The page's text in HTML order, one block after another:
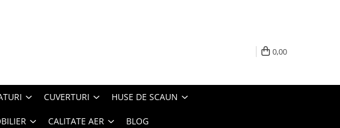
0,00
CUVERTURI HUSE DE SCAUN
CALITATE AER BLOG